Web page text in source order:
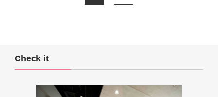
Check it